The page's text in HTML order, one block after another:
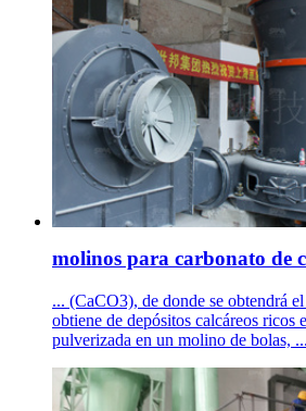
molinos para carbonato de
... (CaCO3), de donde se obtendrá
obtiene de depósitos calcáreos ricos
pulverizada en un molino de bolas, ...